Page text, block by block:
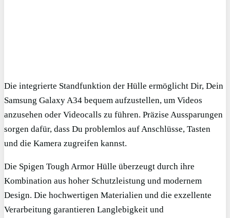
Die integrierte Standfunktion der Hülle ermöglicht Dir, Dein
Samsung Galaxy A34 bequem aufzustellen, um Videos
anzusehen oder Videocalls zu führen. Präzise Aussparungen
sorgen dafür, dass Du problemlos auf Anschlüsse, Tasten
und die Kamera zugreifen kannst.
Die Spigen Tough Armor Hülle überzeugt durch ihre
Kombination aus hoher Schutzleistung und modernem
Design. Die hochwertigen Materialien und die exzellente
Verarbeitung garantieren Langlebigkeit und